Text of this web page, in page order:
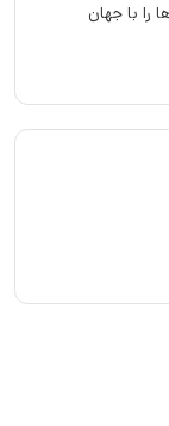
با جهان